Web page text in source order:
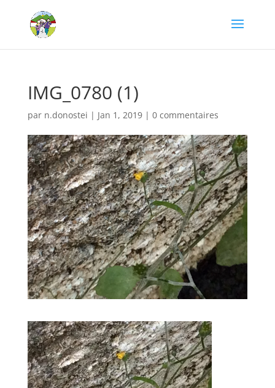
IMG_0780 (1)
par n.donostei | Jan 1, 2019| 0 commentaires